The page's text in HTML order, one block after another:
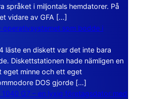
språket i miljontals hemdatorer. På
vidare av GFA […]
operativsystemet som bodde i
läste en diskett var det inte bara
Diskettstationen hade nämligen en
eget minne och ett eget
DOS gjorde […]
G7 – en lyxig företagsdator med